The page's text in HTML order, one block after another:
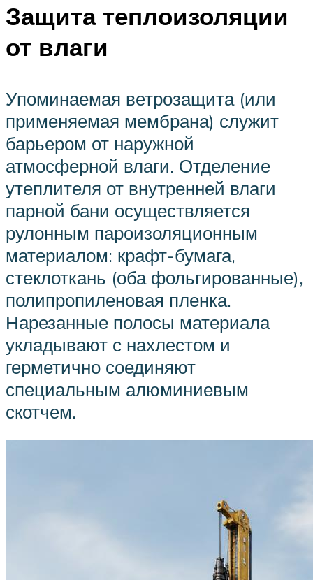
Защита теплоизоляции
от влаги
Упоминаемая ветрозащита (или
применяемая мембрана) служит
барьером от наружной
атмосферной влаги. Отделение
утеплителя от внутренней влаги
парной бани осуществляется
рулонным пароизоляционным
материалом: крафт-бумага,
стеклоткань (оба фольгированные),
полипропиленовая пленка.
Нарезанные полосы материала
укладывают с нахлестом и
герметично соединяют
специальным алюминиевым
скотчем.